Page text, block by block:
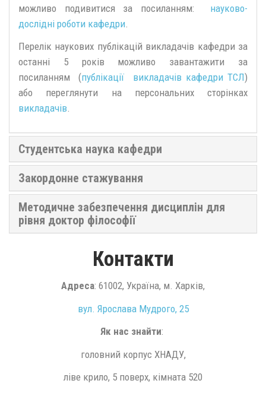
можливо подивитися за посиланням: науково-
дослідні роботи кафедри
Перелік наукових публікацій викладачів кафедри за
останні 5 років можливо завантажити за
посиланням (публікації викладачів кафедри ТСЛ)
або переглянути на персональних сторінках
викладачів.
Студентська наука кафедри
Закордонне стажування
Методичне забезпечення дисциплін для
рівня доктор філософії
Контакти
Адреса: 61002, Україна, м. Харків,
вул. Ярослава Мудрого, 25
Як нас знайти:
головний корпус ХНАДУ,
ліве крило, 5 поверх, кімната 520